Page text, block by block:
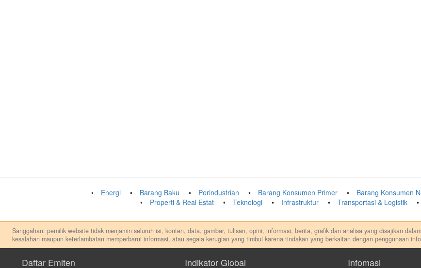
Energi Barang Baku Perindustrian Barang Konsumen Primer Barang Konsumen
Properti & Real Estat
Teknologi Infrastruktur Transportasi & Logistik
Sanggahan: pemilik website tidak menjamin seluruh isi, konten, data, gambar, tulisan, opini, informasi, berita, grafik dan analisa yang disajikan
kesalahan maupun keterlambatan memperbarui informasi, atau segala kerugian yang timbul karena tindakan yang berkaitan dengan penggunaan
apapun, dan kami tidak bertanggung jawab atas keputusan investasi yang dilakukan dalam kondisi dan situasi apapun juga, yang diakibatkan
Daftar Emiten Indikator Global Infomasi